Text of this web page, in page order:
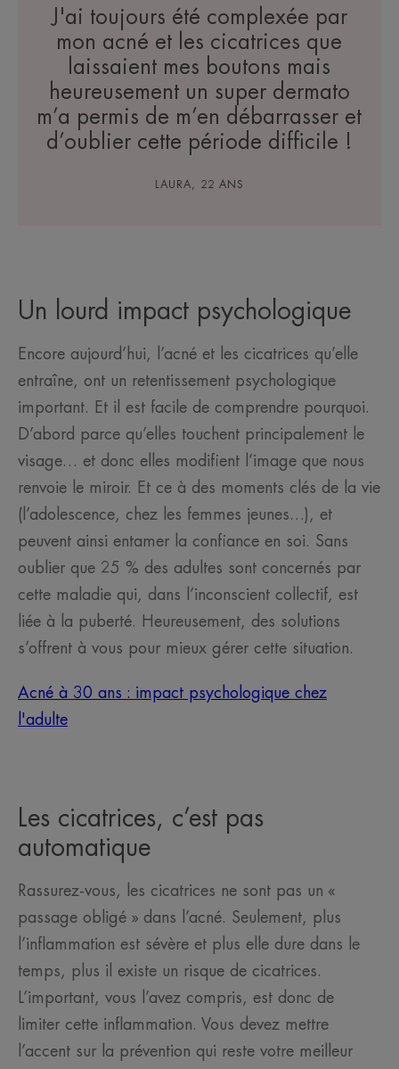
J'ai toujours été complexée par
mon acné et les cicatrices que
laissaient mes boutons mais
heureusement un super dermato
m’a permis de m’en débarrasser et
d’oublier cette période difficile !
LAURA, 22 ANS
Un lourd impact psychologique
Encore aujourd’hui, l’acné et les cicatrices qu’elle
entraîne, ont un retentissement psychologique
important. Et il est facile de comprendre pourquoi.
D’abord parce qu’elles touchent principalement le
visage… et donc elles modifient l’image que nous
renvoie le miroir. Et ce à des moments clés de la vie
(l’adolescence, chez les femmes jeunes…), et
peuvent ainsi entamer la confiance en soi. Sans
oublier que 25 % des adultes sont concernés par
cette maladie qui, dans l’inconscient collectif, est
liée à la puberté. Heureusement, des solutions
s’offrent à vous pour mieux gérer cette situation.
Acné à 30 ans : impact psychologique chez
l'adulte
Les cicatrices, c’est pas
automatique
Rassurez-vous, les cicatrices ne sont pas un «
passage obligé » dans l’acné. Seulement, plus
l’inflammation est sévère et plus elle dure dans le
temps, plus il existe un risque de cicatrices.
L’important, vous l’avez compris, est donc de
limiter cette inflammation. Vous devez mettre
l’accent sur la prévention qui reste votre meilleur